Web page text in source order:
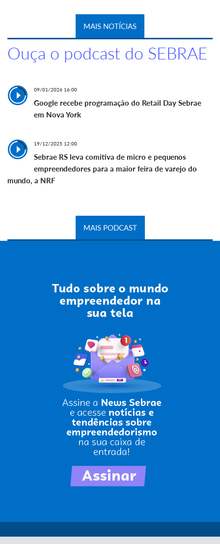
MAIS NOTÍCIAS
Ouça o podcast do SEBRAE
09/01/2026 16:00
Google recebe programação do Retail Day Sebrae
em Nova York
19/12/2025 12:00
Sebrae RS leva comitiva de micro e pequenos
empreendedores para a maior feira de varejo do
mundo, a NRF
MAIS PODCAST